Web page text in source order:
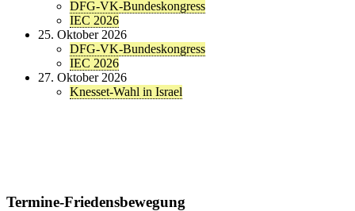
DFG-VK-Bundeskongress
IEC 2026
25. Oktober 2026
DFG-VK-Bundeskongress
IEC 2026
27. Oktober 2026
Knesset-Wahl in Israel
Termine-Friedensbewegung